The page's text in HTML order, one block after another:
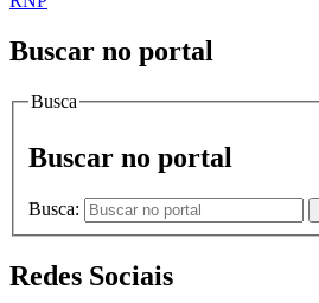
Buscar no portal
Busca
Buscar no portal
Busca:
Redes Sociais